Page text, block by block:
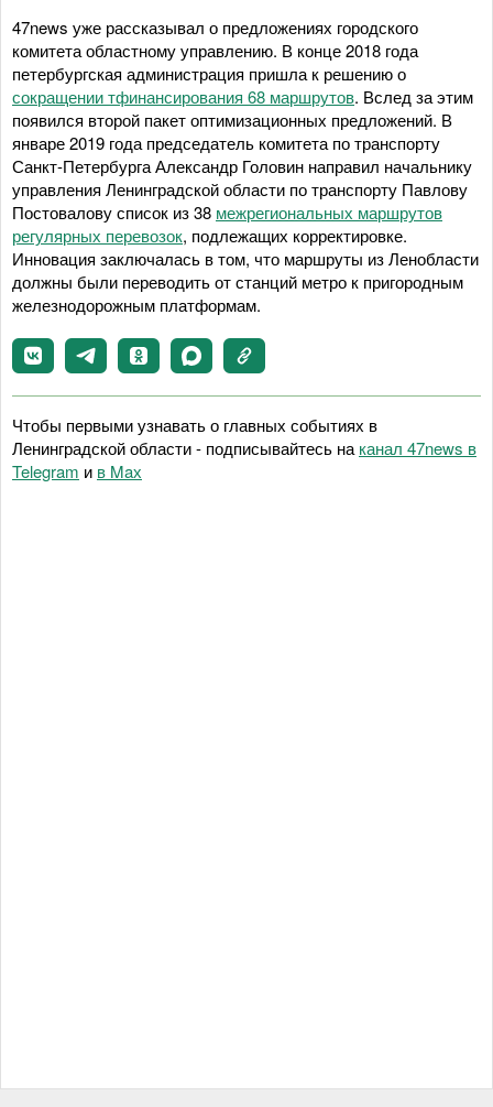
47news уже рассказывал о предложениях городского
комитета областному управлению. В конце 2018 года
петербургская администрация пришла к решению о
сокращении тфинансирования 68 маршрутов. Вслед за этим
появился второй пакет оптимизационных предложений. В
январе 2019 года председатель комитета по транспорту
Санкт-Петербурга Александр Головин направил начальнику
управления Ленинградской области по транспорту Павлову
Постовалову список из 38 межрегиональных маршрутов
регулярных перевозок, подлежащих корректировке.
Инновация заключалась в том, что маршруты из Ленобласти
должны были переводить от станций метро к пригородным
железнодорожным платформам.
Чтобы первыми узнавать о главных событиях в
Ленинградской области - подписывайтесь на канал 47news в
Telegram и в Maх